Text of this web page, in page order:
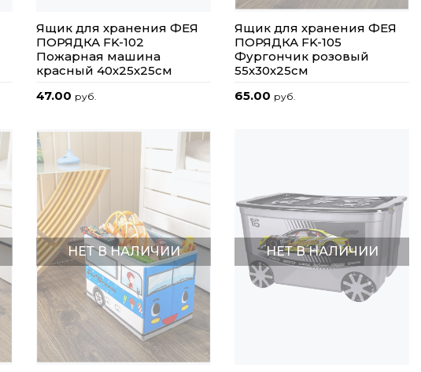
Ящик для хранения ФЕЯ
ПОРЯДКА FK-102
Пожарная машина
красный 40х25х25см
47.00 руб.
Ящик для хранения ФЕЯ
ПОРЯДКА FK-105
Фургончик розовый
55х30х25см
65.00 руб.
НЕТ В НАЛИЧИИ НЕТ В НАЛИЧИИ